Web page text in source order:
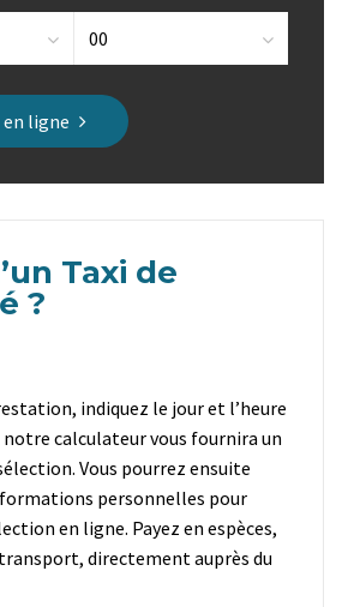
ligne
Taxi de
?
indiquez le jour et l’heure
calculateur vous fournira un
Vous pourrez ensuite
personnelles pour
en ligne. Payez en espèces,
directement auprès du